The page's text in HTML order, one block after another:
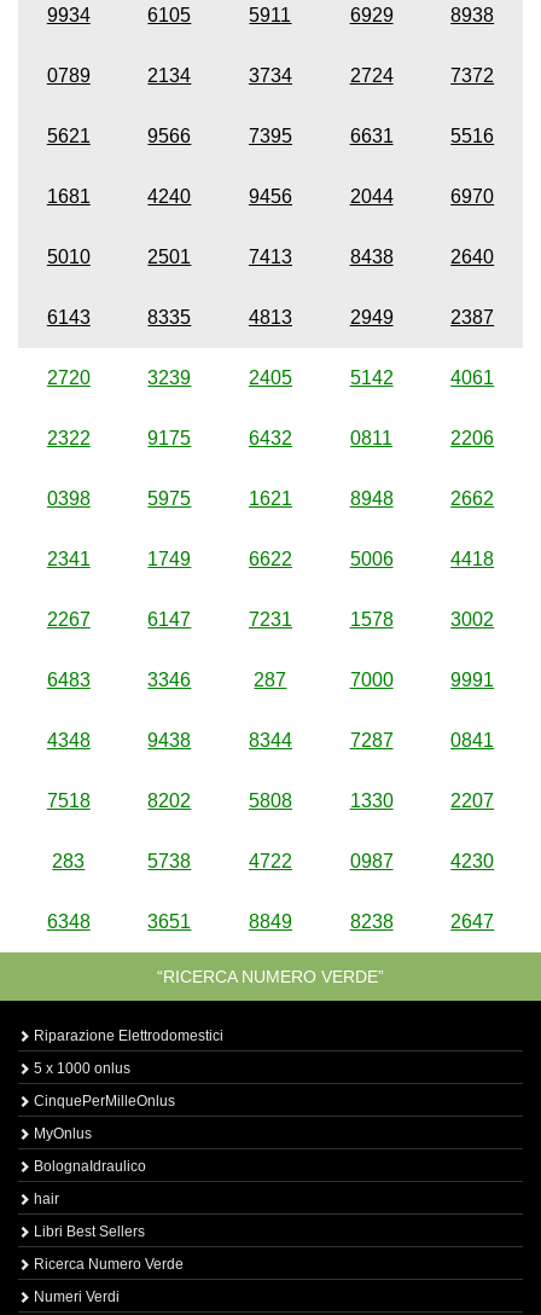
9934 6105 5911 6929 8938
0789 2134 3734 2724 7372
5621 9566 7395 6631 5516
1681 4240 9456 2044 6970
5010 2501 7413 8438 2640
6143 8335 4813 2949 2387
2720 3239 2405 5142 4061
2322 9175 6432 0811 2206
0398 5975 1621 8948 2662
2341 1749 6622 5006 4418
2267 6147 7231 1578 3002
6483 3346 287 7000 9991
4348 9438 8344 7287 0841
7518 8202 5808 1330 2207
283 5738 4722 0987 4230
6348 3651 8849 8238 2647
“RICERCA NUMERO VERDE”
Riparazione Elettrodomestici
5 x 1000 onlus
CinquePerMilleOnlus
MyOnlus
BolognaIdraulico
hair
Libri Best Sellers
Ricerca Numero Verde
Numeri Verdi